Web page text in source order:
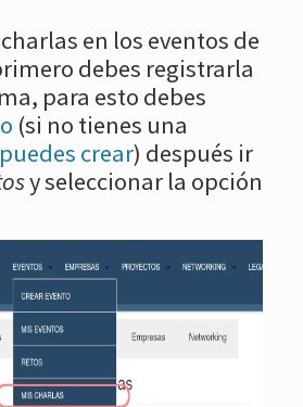
en los eventos de
debes registrarla
para esto debes
(si no tienes una
crear) después ir
y seleccionar la opción